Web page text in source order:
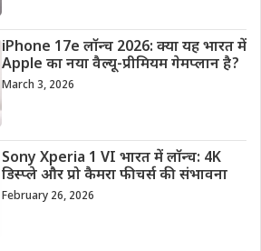
iPhone 17e लॉन्च 2026: क्या यह भारत में
Apple का नया वैल्यू-प्रीमियम गेमप्लान है?
March 3, 2026
Sony Xperia 1 VI भारत में लॉन्च: 4K
डिस्प्ले और प्रो कैमरा फीचर्स की संभावना
February 26, 2026